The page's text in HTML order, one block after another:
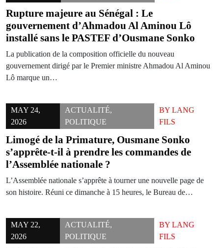
Rupture majeure au Sénégal : Le
gouvernement d’Ahmadou Al Aminou Lô
installé sans le PASTEF d’Ousmane Sonko
La publication de la composition officielle du nouveau
gouvernement dirigé par le Premier ministre Ahmadou Al Aminou
Lô marque un…
MAY 24,
2026
ACTUALITÉ,
POLITIQUE
BYLANG
FILS
Limogé de la Primature, Ousmane Sonko
s’apprête-t-il à prendre les commandes de
l’Assemblée nationale ?
L’Assemblée nationale s’apprête à tourner une nouvelle page de
son histoire. Réuni ce dimanche à 15 heures, le Bureau de…
MAY 22,
2026
ACTUALITÉ,
POLITIQUE
BYLANG
FILS